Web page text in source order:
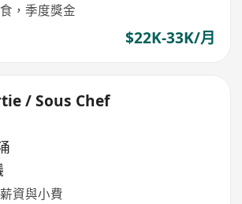
，季度獎金
$22K-33K/月
/ Sous Chef
資與小費